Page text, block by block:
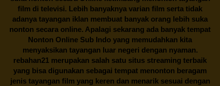
film di televisi. Lebih banyaknya varian film serta tidak
adanya tayangan iklan membuat banyak orang lebih suka
nonton secara online. Apalagi sekarang ada banyak tempat
Nonton Online Sub Indo yang memudahkan kita
menyaksikan tayangan luar negeri dengan nyaman.
rebahan21 merupakan salah satu situs streaming terbaik
yang bisa digunakan sebagai tempat menonton beragam
jenis tayangan film yang keren dan menarik sesuai dengan